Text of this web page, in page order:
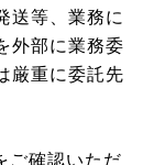
送等、業務に
外部に業務委
厳重に委託先
ご確認いただ